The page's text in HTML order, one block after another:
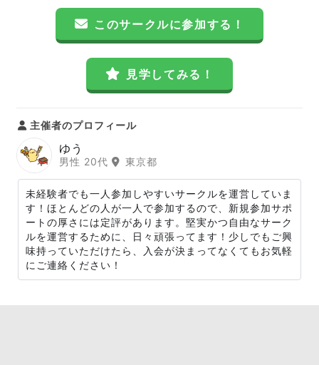
このサークルに参加する！
見学してみる！
主催者のプロフィール
ゆう
男性 20代 東京都
未経験者でも一人参加しやすいサークルを運営していま
す！ほとんどの人が一人で参加するので、新規参加サポ
ートの厚さには定評があります。堅実かつ自由なサーク
ルを運営するために、日々頑張ってます！少しでもご興
味持っていただけたら、入会が決まってなくてもお気軽
にご連絡ください！